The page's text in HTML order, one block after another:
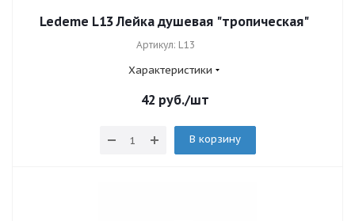
Ledeme L13 Лейка душевая "тропическая"
Артикул: L13
Характеристики
42 руб./шт
В корзину